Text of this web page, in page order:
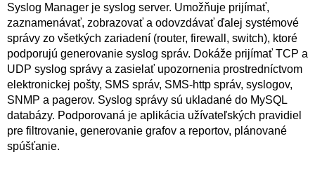
Syslog Manager je syslog server. Umožňuje prijímať,
zaznamenávať, zobrazovať a odovzdávať ďalej systémové
správy zo všetkých zariadení (router, firewall, switch), ktoré
podporujú generovanie syslog správ. Dokáže prijímať TCP a
UDP syslog správy a zasielať upozornenia prostredníctvom
elektronickej pošty, SMS správ, SMS-http správ, syslogov,
SNMP a pagerov. Syslog správy sú ukladané do MySQL
databázy. Podporovaná je aplikácia užívateľských pravidiel
pre filtrovanie, generovanie grafov a reportov, plánované
spúšťanie.